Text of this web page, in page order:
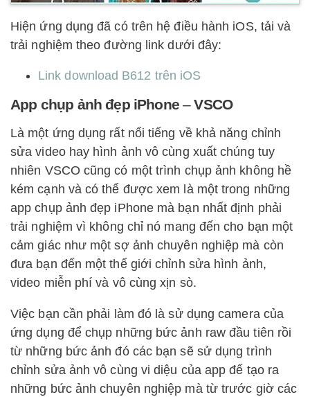
Hiện ứng dụng đã có trên hệ điều hành iOS, tải và
trải nghiệm theo đường link dưới đây:
Link download B612 trên iOS
App chụp ảnh đẹp iPhone–VSCO
Là một ứng dụng rất nổi tiếng về khả năng chỉnh
sửa video hay hình ảnh vô cùng xuất chúng tuy
nhiên VSCO cũng có một trình chụp ảnh không hề
kém cạnh và có thể được xem là một trong những
app chụp ảnh đẹp iPhone mà bạn nhất định phải
trải nghiệm vì không chỉ nó mang đến cho bạn một
cảm giác như một sợ ảnh chuyên nghiệp mà còn
đưa bạn đến một thế giới chỉnh sửa hình ảnh,
video miễn phí và vô cùng xịn sò.
Việc bạn cần phải làm đó là sử dụng camera của
ứng dụng để chụp những bức ảnh raw đầu tiên rồi
từ những bức ảnh đó các bạn sẽ sử dụng trình
chỉnh sửa ảnh vô cùng vi diệu của app để tạo ra
những bức ảnh chuyên nghiệp mà từ trước giờ các